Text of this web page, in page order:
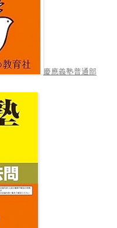
慶應義塾普通部